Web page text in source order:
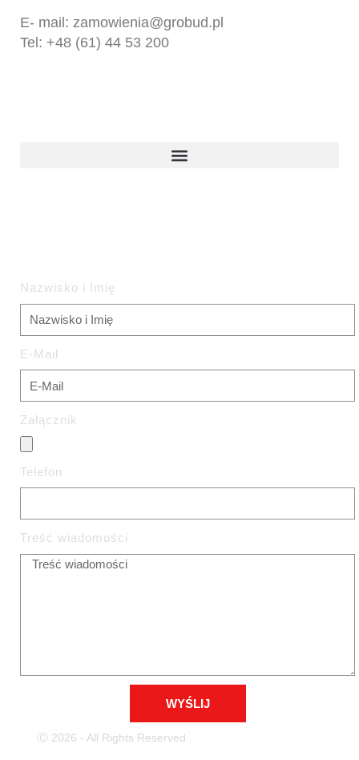
E- mail: zamowienia@grobud.pl
Tel: +48 (61) 44 53 200
Nazwisko i Imię
E-Mail
Załącznik
Telefon
Treść wiadomości
WYŚLIJ
Ⓒ 2026 - All Rights Reserved